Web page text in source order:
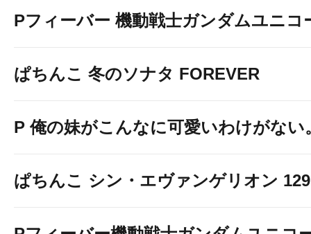
◆ポイント景品
Pフィーバー 機動戦士ガンダムユニコ
ぱちんこ 冬のソナタ FOREVER
P 俺の妹がこんなに可愛いわけがない
ぱちんこ シン・エヴァンゲリオン